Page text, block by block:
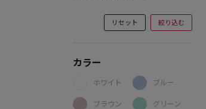
リセット 絞り込む
カラー
ホワイト
ブラウン
ブルー
グリーン